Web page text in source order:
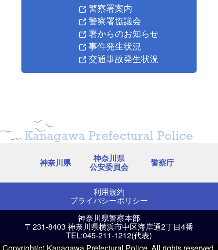
警察署案内
警察署協議会
署からのお知らせ
事件発生状況
交通事故発生状況
Kanagawa Prefectural Police
神奈川県 神奈川県
公安委員会 警察庁
利用規約
プライバシーポリシー
神奈川県警察本部
〒231-8403 神奈川県横浜市中区海岸通2丁目4番
TEL:045-211-1212(代表)
Copyright(c) Kanagawa Prefectural Police. All rights reserved.